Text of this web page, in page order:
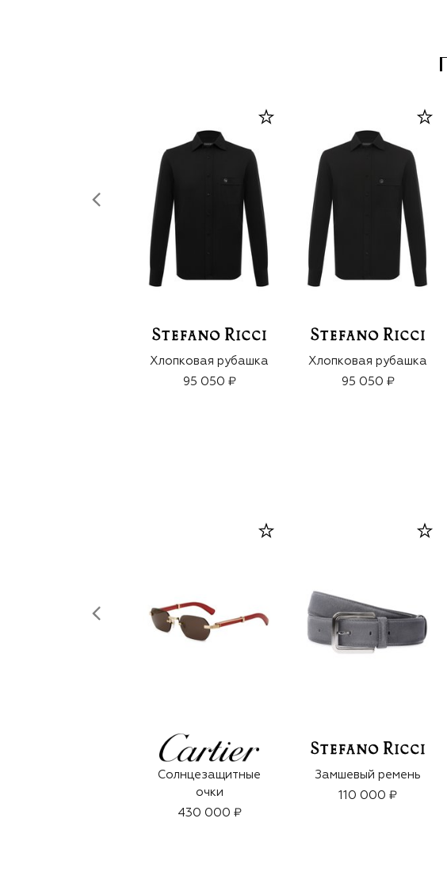
Хлопковая рубашка
95 050 ₽
Хлопковая рубашка
95 050 ₽
Солнцезащитные
очки
430 000 ₽
Замшевый ремень
110 000 ₽